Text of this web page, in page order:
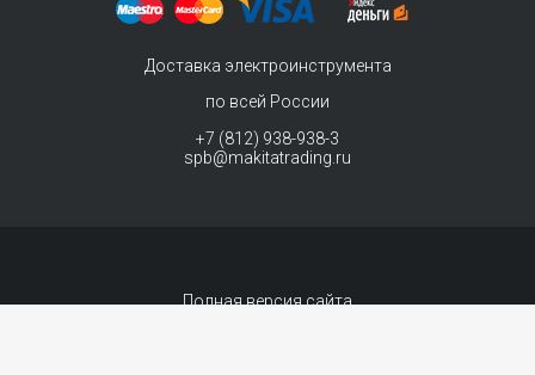
Доставка электроинструмента
по всей России
+7 (812) 938-938-3
spb@makitatrading.ru
Полная версия сайта